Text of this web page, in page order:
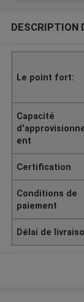
DESCRIPTION
Le point fort:
Capacité
ent
Certification
Conditions de
paiement
Délai de